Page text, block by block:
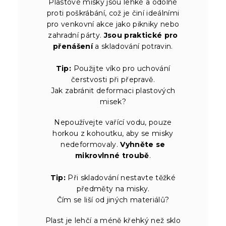
Plastové misky jsou lehké a odolné
proti poškrábání, což je činí ideálními
pro venkovní akce jako pikniky nebo
zahradní párty.Jsou praktické pro
přenášenía skladování potravin.
Tip: Použijte víko pro uchování
čerstvosti při přepravě.
Jak zabránit deformaci plastových
misek?
Nepoužívejte vařící vodu, pouze
horkou z kohoutku, aby se misky
nedeformovaly.Vyhněte se
mikrovlnné troubě.
Tip: Při skladování nestavte těžké
předměty na misky.
Čím se liší od jiných materiálů?
Plast je lehčí a méně křehký než sklo